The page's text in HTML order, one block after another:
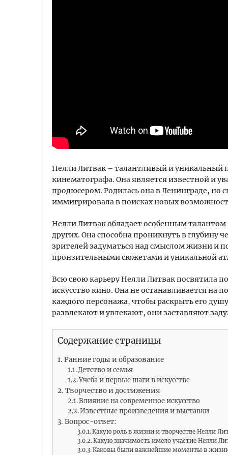
Нелли Литвак – талантливый и уникальный
кинематографа. Она является известной и
продюсером. Родилась она в Ленинграде, но
иммигрировала в поисках новых
Нелли Литвак обладает особенным
других. Она способна проникнуть в глубину
зрителей задуматься над смыслом жизни и
пронзительными сюжетами и уникальной
Всю свою карьеру Нелли Литвак посвятила
искусство кино. Она не останавливается на
каждого персонажа, чтобы раскрыть его
развлекают и увлекают, они заставляют
Содержание страницы
Ранние годы и образование
Детство и семья
Учеба и первые шаги в искусстве
Творчество и достижения
Влияние на современное искусство
Известные произведения и выставки
Вопрос-ответ:
Какую роль в жизни и творчестве Нелли
Какую значимость имело участие Нелли
Каковы были важнейшие моменты в жизни